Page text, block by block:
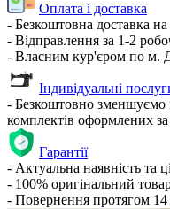
Оплата і доставка
- Безкоштовна доставка
- Відправлення за 1-2
- Власним кур'єром по м.
Індивідуальні
- Безкоштовно зменшуємо
комплектів оформлених
Гарантії
- Актуальна наявність та
- 100% оригінальний
- Повернення протягом